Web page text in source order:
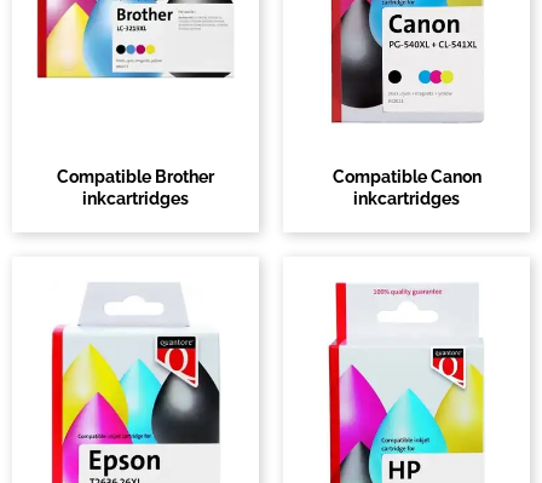
Compatible Brother
inkcartridges
Compatible Canon
inkcartridges